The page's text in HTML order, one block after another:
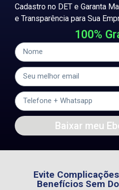
Cadastro no DET e Garanta
e Transparência para Sua
100%
Baixar meu
Evite
Benefícios Sem